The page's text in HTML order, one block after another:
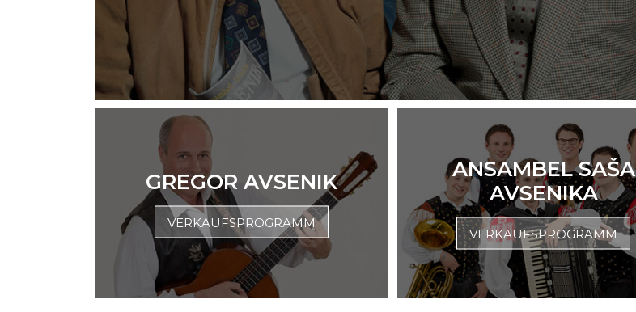
GREGOR AVSENIK
VERKAUFSPROGRAMM
ANSAMBEL SAŠA
AVSENIKA
VERKAUFSPROGRAMM